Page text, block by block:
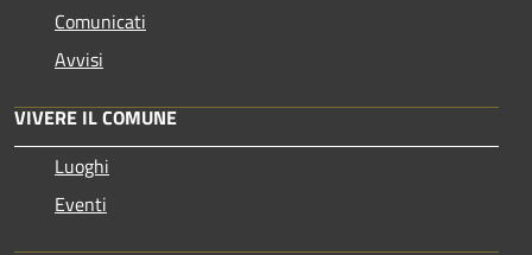
Comunicati
Avvisi
VIVERE IL COMUNE
Luoghi
Eventi